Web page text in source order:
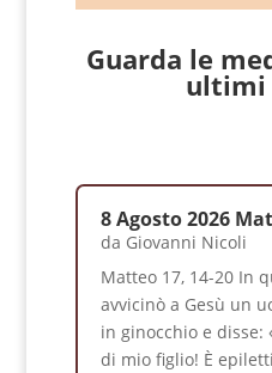
Guarda le
ultimi
8 Agosto 2026
da Giovanni Nicoli
Matteo 17, 14-20 In
avvicinò a Gesù un
in ginocchio e disse:
di mio figlio! È